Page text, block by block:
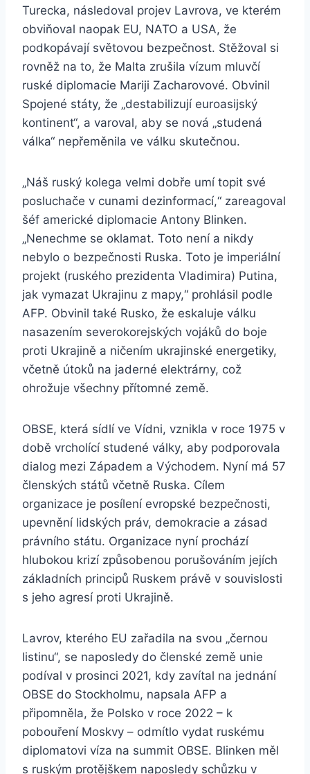
Turecka, následoval projev Lavrova, ve kterém
obviňoval naopak EU, NATO a USA, že
podkopávají světovou bezpečnost. Stěžoval si
rovněž na to, že Malta zrušila vízum mluvčí
ruské diplomacie Mariji Zacharovové. Obvinil
Spojené státy, že „destabilizují euroasijský
kontinent“, a varoval, aby se nová „studená
válka“ nepřeměnila ve válku skutečnou.
„Náš ruský kolega velmi dobře umí topit své
posluchače v cunami dezinformací,“ zareagoval
šéf americké diplomacie Antony Blinken.
„Nenechme se oklamat. Toto není a nikdy
nebylo o bezpečnosti Ruska. Toto je imperiální
projekt (ruského prezidenta Vladimira) Putina,
jak vymazat Ukrajinu z mapy,“ prohlásil podle
AFP. Obvinil také Rusko, že eskaluje válku
nasazením severokorejských vojáků do boje
proti Ukrajině a ničením ukrajinské energetiky,
včetně útoků na jaderné elektrárny, což
ohrožuje všechny přítomné země.
OBSE, která sídlí ve Vídni, vznikla v roce 1975 v
době vrcholící studené války, aby podporovala
dialog mezi Západem a Východem. Nyní má 57
členských států včetně Ruska. Cílem
organizace je posílení evropské bezpečnosti,
upevnění lidských práv, demokracie a zásad
právního státu. Organizace nyní prochází
hlubokou krizí způsobenou porušováním jejích
základních principů Ruskem právě v souvislosti
s jeho agresí proti Ukrajině.
Lavrov, kterého EU zařadila na svou „černou
listinu“, se naposledy do členské země unie
podíval v prosinci 2021, kdy zavítal na jednání
OBSE do Stockholmu, napsala AFP a
připomněla, že Polsko v roce 2022 – k
pobouření Moskvy – odmítlo vydat ruskému
diplomatovi víza na summit OBSE. Blinken měl
s ruským protějškem naposledy schůzku v